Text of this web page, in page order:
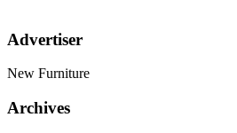
Advertiser
New Furniture
Archives